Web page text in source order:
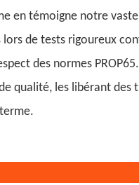
en témoigne notre
de tests rigoureux
des normes
qualité, les libérant des